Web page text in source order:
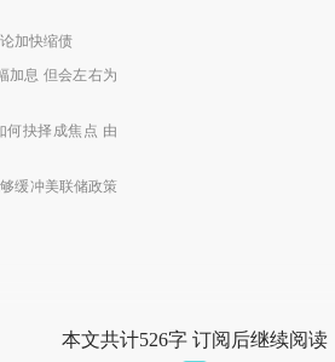
加快缩债
加息 但会左右为
何抉择成焦点 由
缓冲美联储政策
本文共计526字 订阅后继续阅读